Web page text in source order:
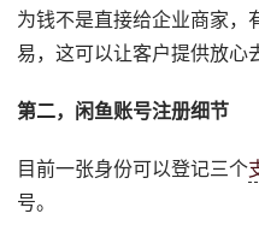
为钱不是直接给企业商家，
易，这可以让客户提供放心
第二，闲鱼账号注册细节
目前一张身份可以登记三个
号。